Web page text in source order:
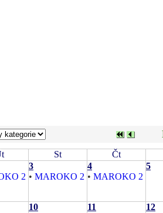
St
Čt
2
3
• MAROKO 2
4
• MAROKO 2
5
10 11 12